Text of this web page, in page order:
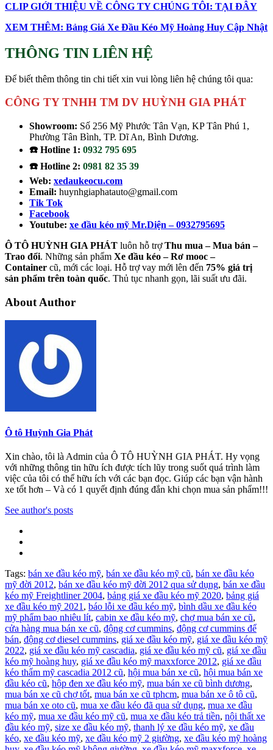
CLIP GIỚI THIỆU VỀ CÔNG TY CHÚNG TÔI: TẠI ĐÂY
XEM THÊM: Bảng Giá Xe Đầu Kéo Mỹ Hoàng Huy Cập Nhật
THÔNG TIN LIÊN HỆ
Để biết thêm thông tin chi tiết xin vui lòng liên hệ chúng tôi qua:
CÔNG TY TNHH TM DV HUỲNH GIA PHÁT
Showroom: Số 256 Mỹ Phước Tân Vạn, KP Tân Phú 1,
Phường Tân Bình, TP. Dĩ An, Bình Dương.
☎️ Hotline 1: 0932 795 695
☎️ Hotline 2: 0981 82 35 39
Web: xedaukeocu.com
Email: huynhgiaphatauto@gmail.com
Tik Tok
Facebook
Youtube: xe đầu kéo mỹ Mr.Diện – 0932795695
Ô TÔ HUỲNH GIA PHÁT luôn hỗ trợThu mua – Mua bán –
Trao đổi. Những sản phẩm Xe đầu kéo – Rơ mooc –
Container cũ, mới các loại. Hỗ trợ vay mới lên đến 75% giá trị
sản phẩm trên toàn quốc. Thủ tục nhanh gọn, lãi suất ưu đãi.
About Author
Ô tô Huỳnh Gia Phát
Xin chào, tôi là Admin của Ô TÔ HUỲNH GIA PHÁT. Hy vọng
với những thông tin hữu ích được tích lũy trong suốt quá trình làm
việc của tôi có thể hữu ích với các bạn đọc. Giúp các bạn vận hành
xe tốt hơn – Và có 1 quyết định đúng đắn khi chọn mua sản phẩm!!!
See author's posts
Tags: bán xe đầu kéo mỹ, bán xe đầu kéo mỹ cũ, bán xe đầu kéo
mỹ đời 2012, bán xe đầu kéo mỹ đời 2012 qua sử dụng, bán xe đầu
kéo mỹ Freightliner 2004, bảng giá xe đầu kéo mỹ 2020, bảng giá
xe đầu kéo mỹ 2021 , báo lỗi xe đầu kéo mỹ, bình dầu xe đầu kéo
mỹ phẩm bao nhiêu lít, cabin xe đầu kéo mỹ, chợ mua bán xe cũ,
cửa hàng mua bán xe cũ, động cơ cummins, động cơ cummins để
bán, động cơ diesel cummins, giá xe đầu kéo mỹ, giá xe đầu kéo mỹ
2022, giá xe đầu kéo mỹ cascadia, giá xe đầu kéo mỹ cũ, giá xe đầu
kéo mỹ hoàng huy, giá xe đầu kéo mỹ maxxforce 2012, giá xe đầu
kéo thẩm mỹ cascadia 2012 cũ, hội mua bán xe cũ, hội mua bán xe
đầu kéo cũ, hộp đen xe đầu kéo mỹ, mua bán xe cũ bình dương,
mua bán xe cũ chợ tốt, mua bán xe cũ tphcm, mua bán xe ô tô cũ,
mua bán xe oto cũ, mua xe đầu kéo đã qua sử dụng, mua xe đầu
kéo mỹ, mua xe đầu kéo mỹ cũ, mua xe đầu kéo trả tiền, nội thất xe
đầu kéo mỹ, size xe đầu kéo mỹ, thanh lý xe đầu kéo mỹ, xe đầu
kéo, xe đầu kéo mỹ, xe đầu kéo mỹ 2 giường, xe đầu kéo mỹ hoàng